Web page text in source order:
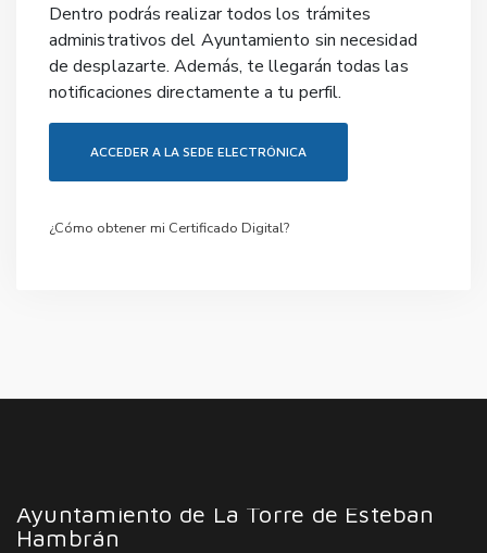
Dentro podrás realizar todos los trámites
administrativos del Ayuntamiento sin necesidad
de desplazarte. Además, te llegarán todas las
notificaciones directamente a tu perfil.
ACCEDER A LA SEDE ELECTRÓNICA
¿Cómo obtener mi Certificado Digital?
Ayuntamiento de La Torre de Esteban
Hambrán